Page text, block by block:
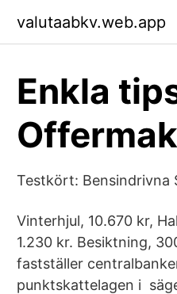
valutaabkv.web.app
Enkla
Testkört: Bensindrivna
Vinterhjul, 10.670 kr,
1.230 kr. Besiktning,
fastställer
punktskattelagen i